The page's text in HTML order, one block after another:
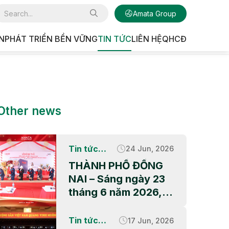
Amata Group
PHÁT TRIỂN BỀN VỮNGTIN TỨCLIÊN HỆQHCĐ
news
Tin tức
doanh
nghiệp
24 Jun, 2026
THÀNH PHỐ ĐỒNG
NAI – Sáng ngày 23
tháng 6 năm 2026, lễ
máy của QBB Asia
Tin tức
17 Jun, 2026